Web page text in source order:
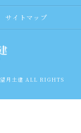
サイトマップ
月土建 ALL RIGHTS